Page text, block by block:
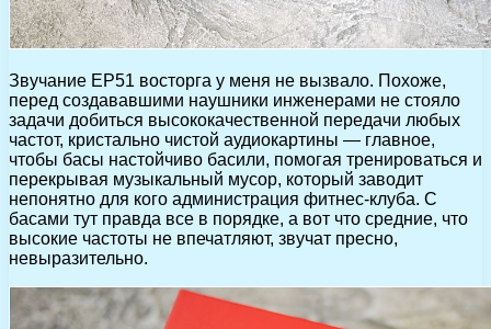
Звучание EP51 восторга у меня не вызвало. Похоже,
перед создававшими наушники инженерами не стояло
задачи добиться высококачественной передачи любых
частот, кристально чистой аудиокартины — главное,
чтобы басы настойчиво басили, помогая тренироваться и
перекрывая музыкальный мусор, который заводит
непонятно для кого администрация фитнес-клуба. С
басами тут правда все в порядке, а вот что средние, что
высокие частоты не впечатляют, звучат пресно,
невыразительно.